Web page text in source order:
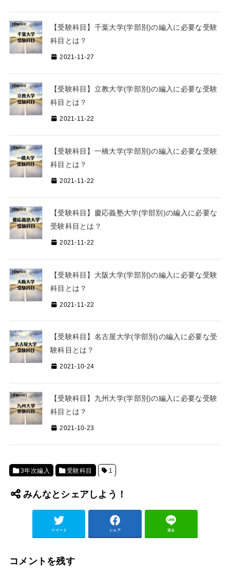
【受験科目】千葉大学(学部別)の編入に必要な受験
科目とは？
2021-11-27
【受験科目】立教大学(学部別)の編入に必要な受験
科目とは？
2021-11-22
【受験科目】一橋大学(学部別)の編入に必要な受験
科目とは？
2021-11-22
【受験科目】慶応義塾大学(学部別)の編入に必要な
受験科目とは？
2021-11-22
【受験科目】大阪大学(学部別)の編入に必要な受験
科目とは？
2021-11-22
【受験科目】名古屋大学(学部別)の編入に必要な受
験科目とは？
2021-10-24
【受験科目】九州大学(学部別)の編入に必要な受験
科目とは？
2021-10-23
3年次編入 受験科目 1
みんなとシェアしよう！
ツイート シェア 送る
コメントを残す